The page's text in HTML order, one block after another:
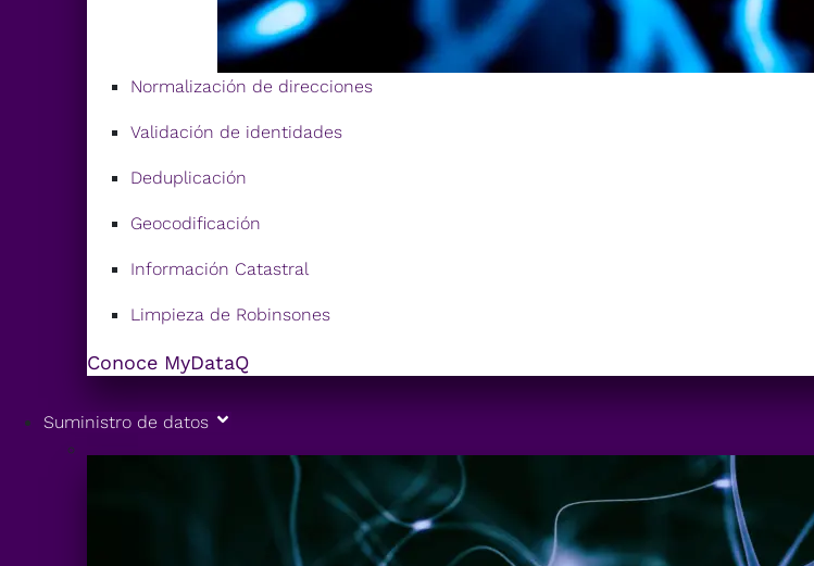
Normalización de direcciones
Validación de identidades
Deduplicación
Geocodificación
Información Catastral
Limpieza de Robinsones
Conoce MyDataQ
Suministro de datos